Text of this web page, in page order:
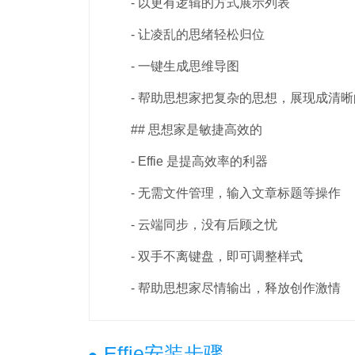
- 让凌乱的思绪轻松归位
- 一键生成思维导图
- 帮助思想家把复杂的思想，展现成清晰
## 思想家是敏捷高效的
- Effie 是提高效率的利器
- 无需文件管理，输入文章标题等操作
- 云端同步，没有后顾之忧
- 双手不离键盘，即可调整样式
- 帮助思想家尽情输出，释放创作激情